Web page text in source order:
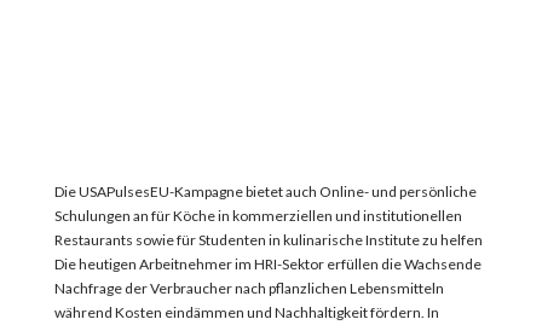
Die USAPulsesEU-Kampagne bietet auch Online- und persönliche
Schulungen an fürKöche in kommerziellen und institutionellen
Restaurants sowiefür Studenten in kulinarische Institute zu helfen
Die heutigen Arbeitnehmer im HRI-Sektor erfüllen dieWachsende
Nachfrage der Verbraucher nach pflanzlichen Lebensmitteln
während Kosten eindämmen und Nachhaltigkeit fördern. In